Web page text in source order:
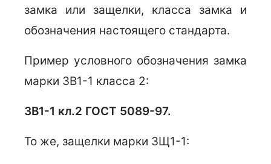
замка или защелки, класса замка и
обозначения настоящего стандарта.
Пример условного обозначения замка
марки ЗВ1-1 класса 2:
ЗВ1-1 кл.2 ГОСТ 5089-97.
То же, защелки марки ЗЩ1-1: